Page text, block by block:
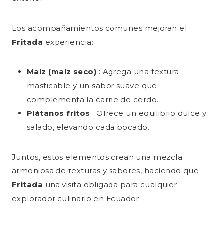
Los acompañamientos comunes mejoran el
Fritada experiencia:
Maíz (maíz seco) : Agrega una textura
masticable y un sabor suave que
complementa la carne de cerdo.
Plátanos fritos : Ofrece un equilibrio dulce y
salado, elevando cada bocado.
Juntos, estos elementos crean una mezcla
armoniosa de texturas y sabores, haciendo que
Fritada una visita obligada para cualquier
explorador culinario en Ecuador.